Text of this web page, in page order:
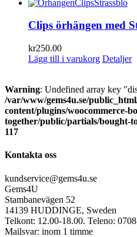
Clips örhängen med
kr250.00
Lägg till i varukorg Detaljer
Warning: Undefined array key
/var/www/gems4u.se/
content/plugins/woocommerce-
together/public/partials/bought-
117
Kontakta oss
kundservice@gems4u.se
Gems4U
Stambanevägen 52
14139 HUDDINGE, Sweden
Telkont: 12.00-18.00. Teleno:
Mailsvar: inom 1 timme